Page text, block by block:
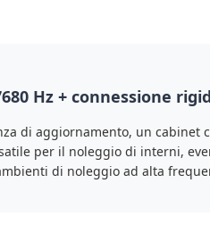
Hz + connessione
di aggiornamento, un cabinet
per il noleggio di interni,
di noleggio ad alta